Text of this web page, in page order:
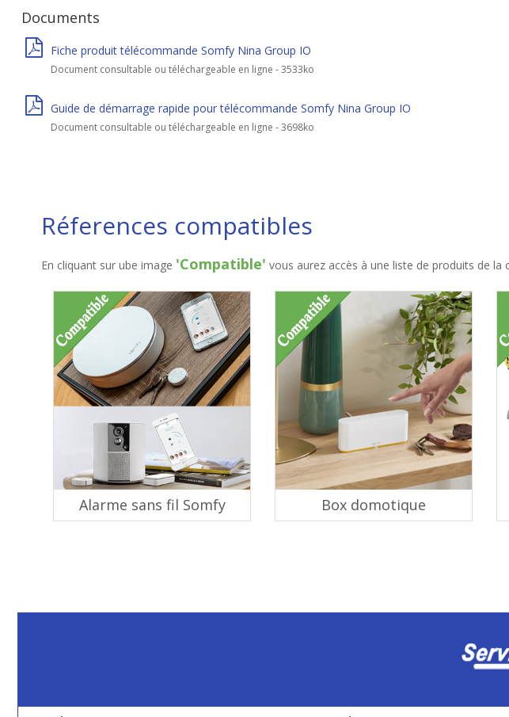
Documents
Fiche produit télécommande Somfy Nina Group IO
Document consultable ou téléchargeable en ligne - 3533ko
Guide de démarrage rapide pour télécommande Somfy Nina Group IO
Document consultable ou téléchargeable en ligne - 3698ko
Réferences compatibles
En cliquant sur ube image 'Compatible' vous aurez accès à une liste de produits de la
Alarme sans fil Somfy Box domotique